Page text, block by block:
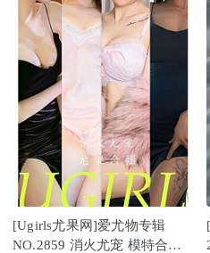
[Ugirls尤果网]爱尤物专辑
NO.2859 消火尤宠 模特合辑